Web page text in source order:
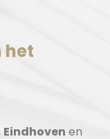
het
Eindhoven en